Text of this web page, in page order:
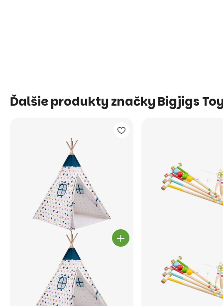
Ďalšie produkty značky Bigjigs